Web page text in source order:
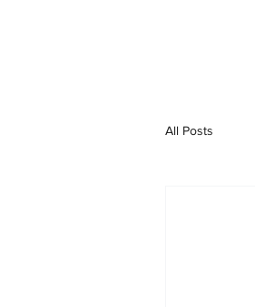
All Posts